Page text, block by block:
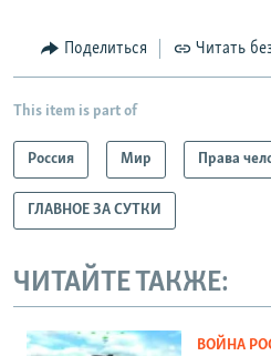
Поделиться Читать
This item is part of
Россия Мир Права
ГЛАВНОЕ ЗА СУТКИ
ЧИТАЙТЕ ТАКЖЕ:
ВОЙНА